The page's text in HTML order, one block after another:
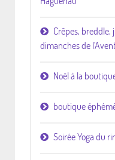
Crêpes,
dimanches de
Noël à la
boutique
Soirée Yoga du